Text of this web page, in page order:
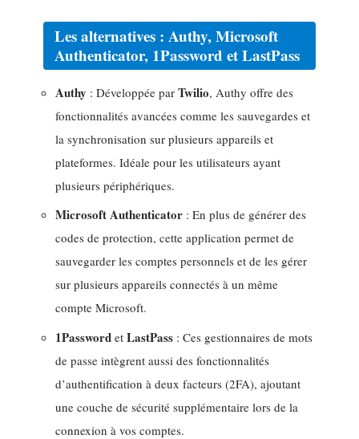
Les alternatives : Authy, Microsoft
Authenticator, 1Password et LastPass
Authy : Développée par Twilio, Authy offre des
fonctionnalités avancées comme les sauvegardes et
la synchronisation sur plusieurs appareils et
plateformes. Idéale pour les utilisateurs ayant
plusieurs périphériques.
Microsoft Authenticator : En plus de générer des
codes de protection, cette application permet de
sauvegarder les comptes personnels et de les gérer
sur plusieurs appareils connectés à un même
compte Microsoft.
1Password et LastPass : Ces gestionnaires de mots
de passe intègrent aussi des fonctionnalités
d’authentification à deux facteurs (2FA), ajoutant
une couche de sécurité supplémentaire lors de la
connexion à vos comptes.